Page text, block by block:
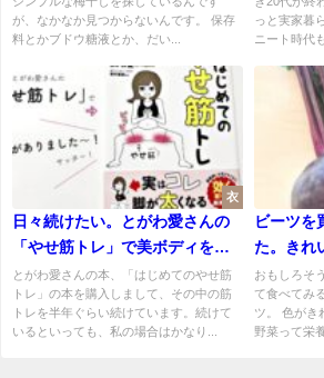
が、なかなか見つからないんです。 保存
料とかブドウ糖液とか、だい...
っと実家暮
ニート時代
衣
日々続けたい。とがわ愛さんの
「やせ筋トレ」で美ボディを目
指したいです。
とがわ愛さんの本、「はじめてのやせ筋
トレ」の本を購入しまして、その中の筋
トレを半年ぐらい続けています。続けて
いるといっても、私の場合はかなり...
ビーツを
た。きれ
す。
おもしろそ
て食べてみ
ツ。 色がき
野菜って栄